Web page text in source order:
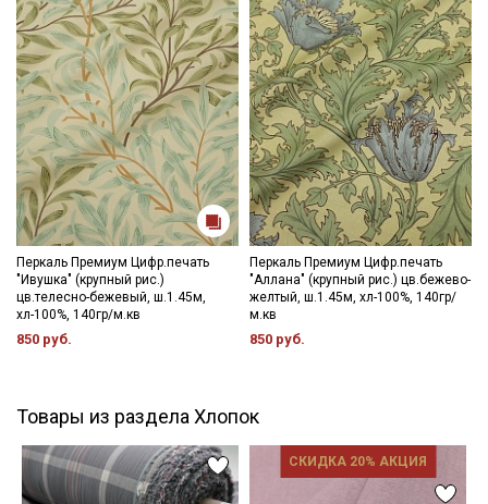
Перкаль Премиум Цифр.печать
"Ивушка" (крупный рис.)
цв.телесно-бежевый, ш.1.45м,
хл-100%, 140гр/м.кв
850 руб.
Перкаль Премиум Цифр.печать
"Аллана" (крупный рис.) цв.бежево-
желтый, ш.1.45м, хл-100%, 140гр/
м.кв
850 руб.
Товары из раздела Хлопок
СКИДКА 20% АКЦИЯ